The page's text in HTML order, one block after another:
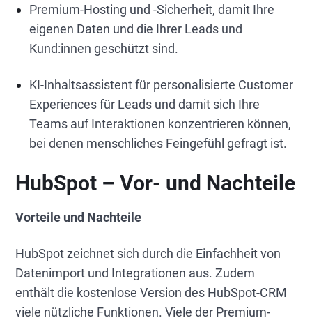
Premium-Hosting und -Sicherheit, damit Ihre
eigenen Daten und die Ihrer Leads und
Kund:innen geschützt sind.
KI-Inhaltsassistent für personalisierte Customer
Experiences für Leads und damit sich Ihre
Teams auf Interaktionen konzentrieren können,
bei denen menschliches Feingefühl gefragt ist.
HubSpot – Vor- und Nachteile
Vorteile und Nachteile
HubSpot zeichnet sich durch die Einfachheit von
Datenimport und Integrationen aus. Zudem
enthält die kostenlose Version des HubSpot-CRM
viele nützliche Funktionen. Viele der Premium-